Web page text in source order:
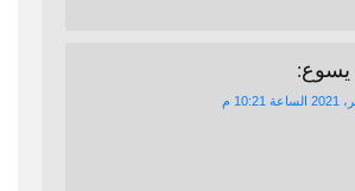
يسوع: